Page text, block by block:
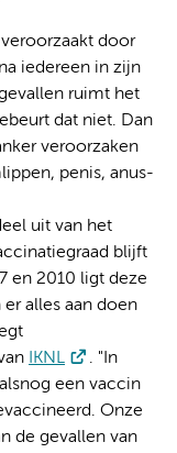
door
iedereen in zijn
ruimt het
dat niet. Dan
veroorzaken
penis, anus-
uit van het
blijft
en 2010 ligt deze
alles aan doen
IKNL
. "In
een vaccin
Onze
de gevallen van